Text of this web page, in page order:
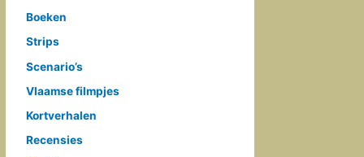
Boeken
Strips
Scenario’s
Vlaamse filmpjes
Kortverhalen
Recensies